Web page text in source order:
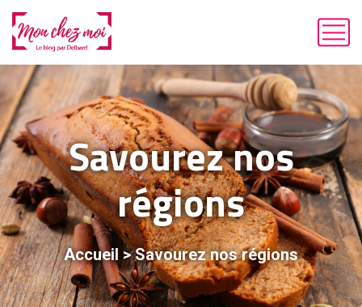
Savourez nos
régions
Accueil>Savourez nos régions